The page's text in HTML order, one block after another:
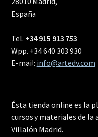
España
Tel. +34 915 913 753
Wpp. +34 640 303 930
E-mail: info@artedv.com
Ésta tienda online es la
cursos y materiales de la
Villalón Madrid.